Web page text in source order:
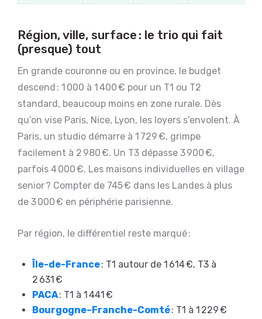
Région, ville, surface : le trio qui fait
(presque) tout
En grande couronne ou en province, le budget
descend : 1 000 à 1 400 € pour un T1 ou T2
standard, beaucoup moins en zone rurale. Dès
qu’on vise Paris, Nice, Lyon, les loyers s’envolent. À
Paris, un studio démarre à 1 729 €, grimpe
facilement à 2 980 €. Un T3 dépasse 3 900 €,
parfois 4 000 €. Les maisons individuelles en village
senior ? Compter de 745 € dans les Landes à plus
de 3 000 € en périphérie parisienne.
Par région, le différentiel reste marqué :
Île-de-France: T1 autour de 1 614 €, T3 à
2 631 €
PACA: T1 à 1 441 €
Bourgogne–Franche-Comté: T1 à 1 229 €